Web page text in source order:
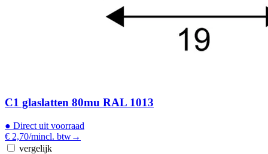
C1 glaslatten 80mu RAL 1013
● Direct uit voorraad
€ 2,70/mincl. btw→
vergelijk